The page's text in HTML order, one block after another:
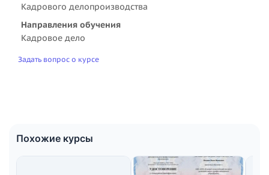
Кадрового делопроизводства
Направления обучения
Кадровое дело
Задать вопрос о курсе
Похожие курсы